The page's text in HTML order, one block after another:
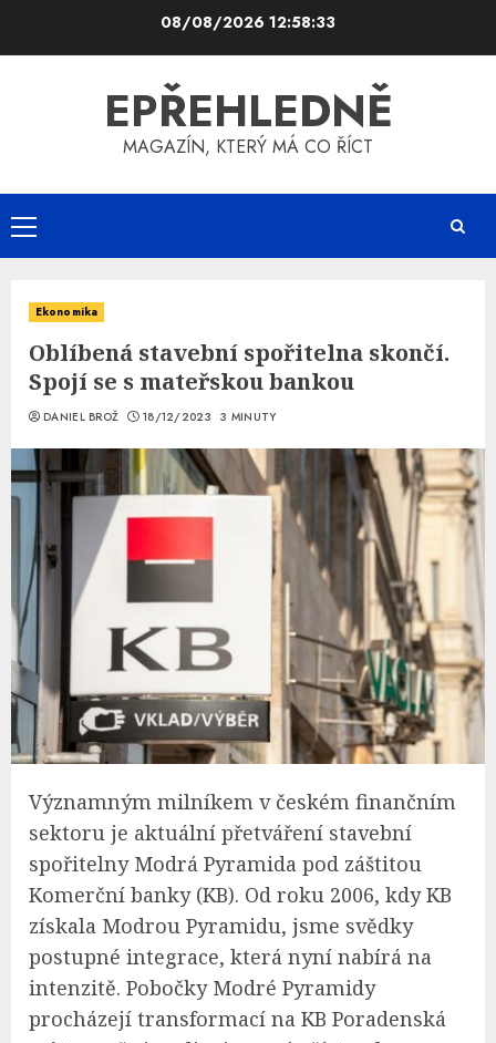
08/08/2026 12:58:34
EPŘEHLEDNĚ
MAGAZÍN, KTERÝ MÁ CO ŘÍCT
Primary
Menu
Ekonomika
Oblíbená stavební spořitelna skončí.
Spojí se s mateřskou bankou
DANIEL BROŽ 18/12/2023 3 MINUTY
Významným milníkem v českém finančním
sektoru je aktuální přetváření stavební
spořitelny Modrá Pyramida pod záštitou
Komerční banky (KB). Od roku 2006, kdy KB
získala Modrou Pyramidu, jsme svědky
postupné integrace, která nyní nabírá na
intenzitě. Pobočky Modré Pyramidy
procházejí transformací na KB Poradenská